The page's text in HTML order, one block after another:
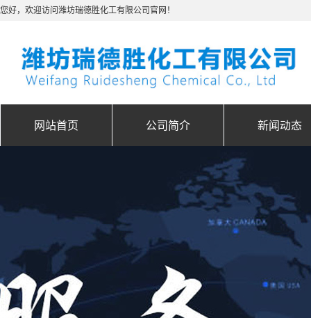
您好，欢迎访问潍坊瑞德胜化工有限公司官网！
网站首页 公司简介 新闻动态